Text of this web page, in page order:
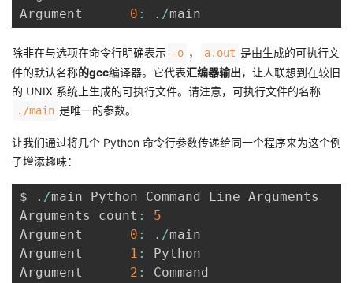
Argument 0 : . /
除非在与选项在命令行明确表示 -o ， a.out 是由生成的可执行文
件的默认名称的gcc编译器。它代表汇编器输出，让人联想到在较旧
的 UNIX 系统上生成的可执行文件。请注意，可执行文件的名称
./main 是唯一的参数。
让我们通过将几个 Python 命令行参数传递给同一个程序来为这个例
子增添趣味：
$ . /main Python Command Line Arguments
Arguments count :
5
Argument 0 : . /main
Argument
1 :
Python
Argument 2 :
Command